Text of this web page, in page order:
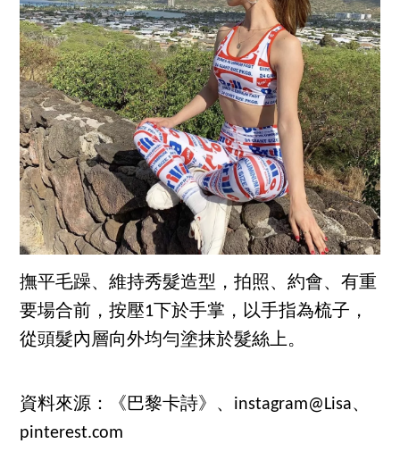
撫平毛躁、維持秀髮造型，拍照、約會、有重
要場合前，按壓1下於手掌，以手指為梳子，
從頭髮內層向外均勻塗抹於髮絲上。
資料來源：《巴黎卡詩》、instagram@Lisa、
pinterest.com